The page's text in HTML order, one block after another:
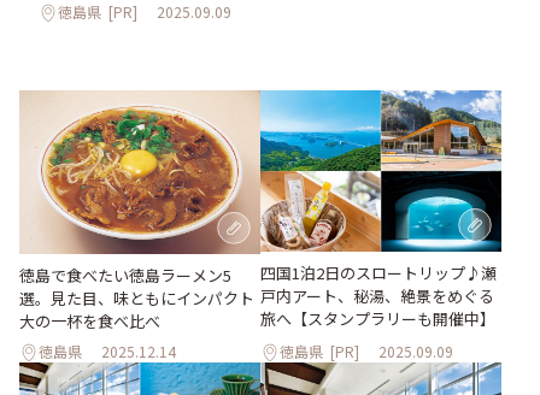
徳島県 [PR] 2025.09.09
徳島で食べたい徳島ラーメン5
選。見た目、味ともにインパクト
大の一杯を食べ比べ
徳島県 2025.12.14
四国1泊2日のスロートリップ♪瀬
戸内アート、秘湯、絶景をめぐる
旅へ【スタンプラリーも開催中】
徳島県 [PR] 2025.09.09